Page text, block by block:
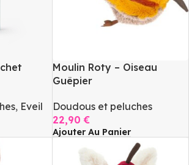
, Eveil
Moulin Roty – Oiseau
Guêpier
Doudous et peluches
22,90€
Ajouter Au Panier